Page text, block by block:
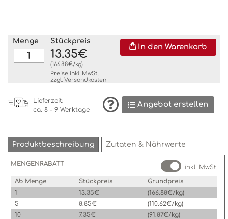
Menge Stückpreis
13.35€
(166.88€/kg)
Preise inkl. MwSt.,
zzgl. Versandkosten
In den Warenkorb
Lieferzeit:
ca. 8 - 9 Werktage
Angebot erstellen
Produktbeschreibung Zutaten & Nährwerte
MENGENRABATT
inkl. MwSt.
Ab Menge
Stückpreis
Grundpreis
1
13.35€
(166.88€/kg)
5
8.85€
(110.62€/kg)
10
7.35€
(91.87€/kg)